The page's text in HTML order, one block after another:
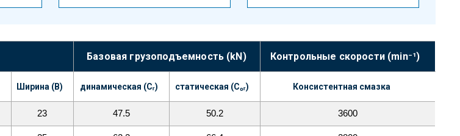
Базовая грузоподъемность (kN) Контрольные скорости (min⁻¹)
Ширина (B) динамическая (Cᵣ) статическая (C₀ᵣ) Консистентная смазка
23 47.5 50.2 3600